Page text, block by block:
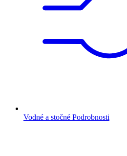
Vodné a stočné Podrobnosti